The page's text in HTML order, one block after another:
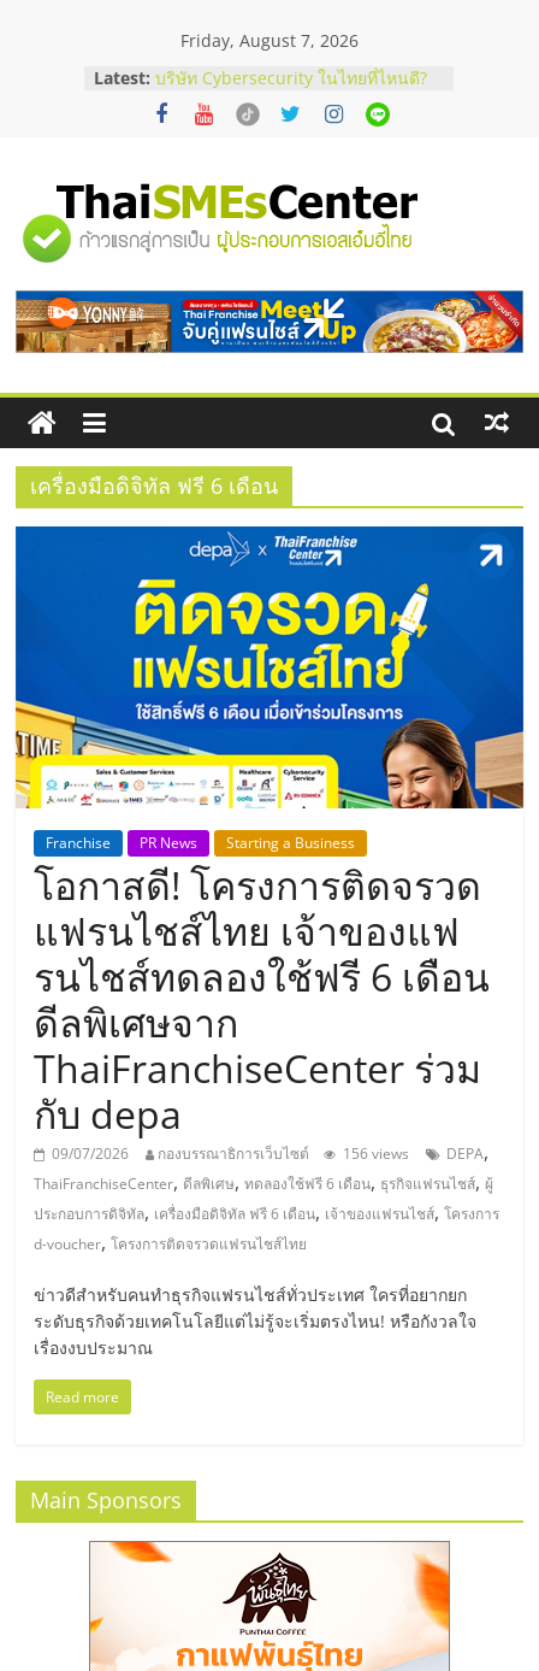
Friday, August 7, 2026
Latest: โซลูชันระบบภาพและเสียง
บริษัท Cybersecurity ในไทยที่ไหนดี?
วิธีเลือกผู้ให้บริการให้คุ้มค่าและตอบ
อยากหาเงินทุน เพิ่มสภาพคล่องให้ธุรกิจ
เริ่มยังไงให้ผ่านฉลุย
สัมมนาออนไลน์ โอกาสบริหารสถานี
บริการน้ำมัน Shell
ThaiFranchise Meet Up จับคู่แฟรน
ไชส์ ครั้งที่ 8
"ศูนย์
รวม
ข้อมูล
ธุรกิจ
SME
ประเทศไทย,
ThaiSMEsCenter,
รวม
ธุรกิจ
เอ
ส
เอ็
มอี
ไทย,
SMEs,
แฟ
รน
ไชส์,
ที่
ปรึกษา
แฟ
เครื่องมือดิจิทัล ฟรี 6 เดือน
Franchise PR News Starting a Business
โอกาสดี! โครงการติดจรวด
แฟรนไชส์ไทย เจ้าของแฟ
รนไชส์ทดลองใช้ฟรี 6 เดือน
ดีลพิเศษจาก
ThaiFranchiseCenter ร่วม
กับ depa
09/07/2026 กองบรรณาธิการเว็บไซต์ 156 views DEPA,
ThaiFranchiseCenter, ดีลพิเศษ,ทดลองใช้ฟรี 6 เดือน, ธุรกิจแฟรนไชส์,ผู้
ประกอบการดิจิทัล, เครื่องมือดิจิทัล ฟรี 6 เดือน, เจ้าของแฟรนไชส์,โครงการ
d-voucher,โครงการติดจรวดแฟรนไชส์ไทย
ข่าวดีสำหรับคนทำธุรกิจแฟรนไชส์ทั่วประเทศ ใครที่อยากยก
ระดับธุรกิจด้วยเทคโนโลยีแต่ไม่รู้จะเริ่มตรงไหน! หรือกังวลใจ
เรื่องงบประมาณ
Read more
Main Sponsors